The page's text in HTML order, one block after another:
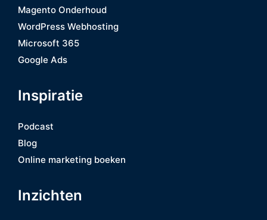
Magento Onderhoud
WordPress Webhosting
Microsoft 365
Google Ads
Inspiratie
Podcast
Blog
Online marketing boeken
Inzichten